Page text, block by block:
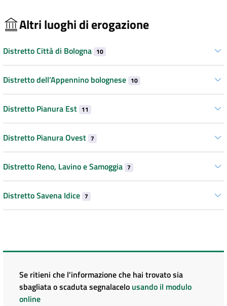
Altri luoghi di erogazione
Distretto Città di Bologna 10
Distretto dell’Appennino bolognese 10
Distretto Pianura Est 11
Distretto Pianura Ovest 7
Distretto Reno, Lavino e Samoggia 7
Distretto Savena Idice 7
Se ritieni che l'informazione che hai trovato sia
sbagliata o scaduta segnalacelo usando il modulo
online